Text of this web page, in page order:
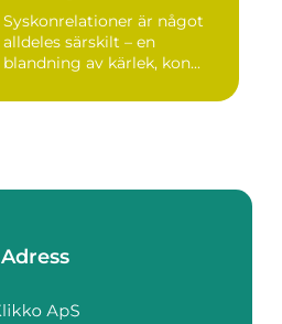
Syskonrelationer är något
alldeles särskilt – en
blandning av kärlek, kon...
Adress